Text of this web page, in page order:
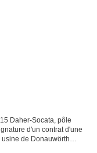
Daher-Socata, pôle
d'un contrat d'une
de Donauwörth